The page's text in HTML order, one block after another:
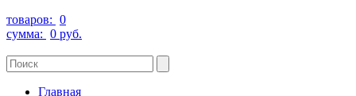
товаров: 0
сумма: 0 руб.
Главная